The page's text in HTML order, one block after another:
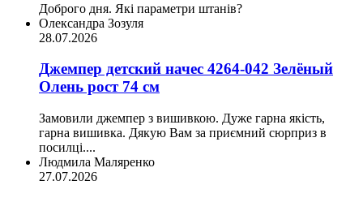
Доброго дня. Які параметри штанів?
Олександра Зозуля
28.07.2026
Джемпер детский начес 4264-042 Зелёный
Олень рост 74 см
Замовили джемпер з вишивкою. Дуже гарна якість,
гарна вишивка. Дякую Вам за приємний сюрприз в
посилці....
Людмила Маляренко
27.07.2026